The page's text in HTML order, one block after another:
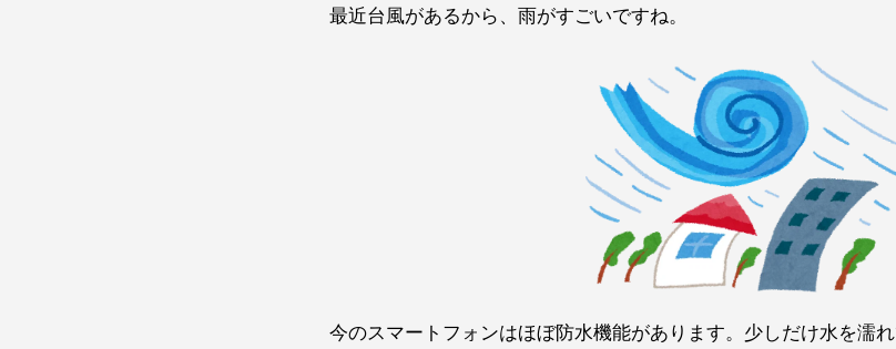
最近台風があるから、雨がすごいですね。
今のスマートフォンはほぼ防水機能があります。少しだけ水を濡れ